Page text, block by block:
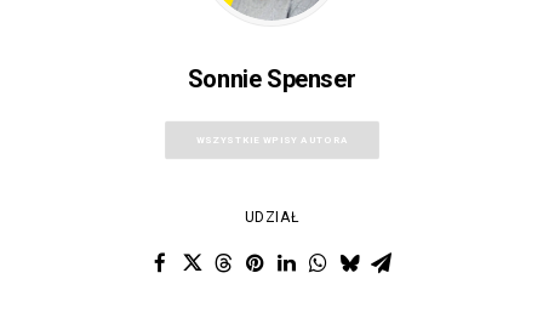
Sonnie Spenser
WSZYSTKIE WPISY AUTORA
UDZIAŁ